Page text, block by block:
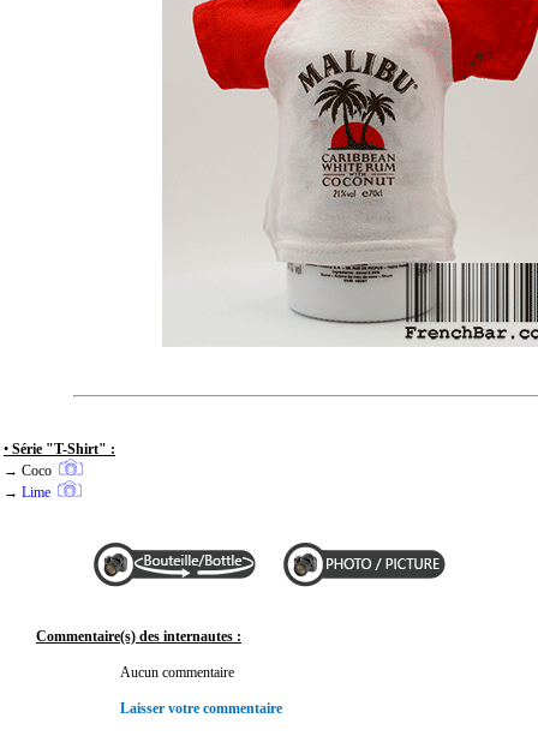
• Série "T-Shirt" :
→ Coco
→ Lime
Commentaire(s) des internautes :
Aucun commentaire
Laisser votre commentaire